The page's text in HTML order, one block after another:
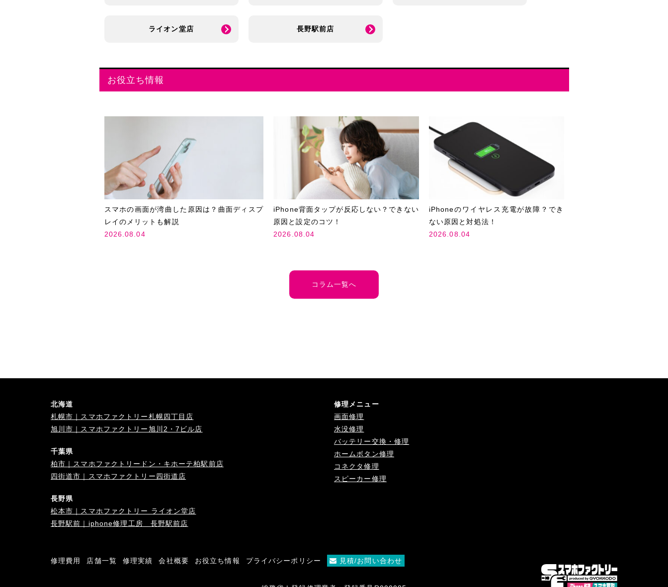
ライオン堂店 長野駅前店
お役立ち情報
スマホの画面が湾曲した原因は？曲面ディスプ
レイのメリットも解説
2026.08.04
iPhone背面タップが反応しない？できない
原因と設定のコツ！
2026.08.04
iPhoneのワイヤレス充電が故障？でき
ない原因と対処法！
2026.08.04
コラム一覧へ
北海道
札幌市｜スマホファクトリー札幌四丁目店
旭川市｜スマホファクトリー旭川2・7ビル店
千葉県
柏市｜スマホファクトリードン・キホーテ柏駅前店
四街道市｜スマホファクトリー四街道店
長野県
松本市｜スマホファクトリー ライオン堂店
長野駅前｜iphone修理工房 長野駅前店
修理メニュー
画面修理
水没修理
バッテリー交換・修理
ホームボタン修理
コネクタ修理
スピーカー修理
修理費用 店舗一覧 修理実績 会社概要 お役立ち情報 プライバシーポリシー 見積/お問い合わせ